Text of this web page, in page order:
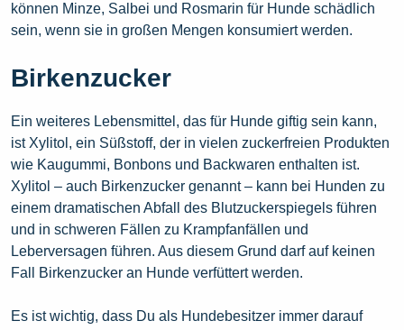
können Minze, Salbei und Rosmarin für Hunde schädlich
sein, wenn sie in großen Mengen konsumiert werden.
Birkenzucker
Ein weiteres Lebensmittel, das für Hunde giftig sein kann,
ist Xylitol, ein Süßstoff, der in vielen zuckerfreien Produkten
wie Kaugummi, Bonbons und Backwaren enthalten ist.
Xylitol – auch Birkenzucker genannt – kann bei Hunden zu
einem dramatischen Abfall des Blutzuckerspiegels führen
und in schweren Fällen zu Krampfanfällen und
Leberversagen führen. Aus diesem Grund darf auf keinen
Fall Birkenzucker an Hunde verfüttert werden.
Es ist wichtig, dass Du als Hundebesitzer immer darauf